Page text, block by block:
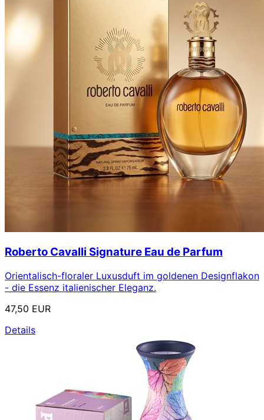
Roberto Cavalli Signature Eau de Parfum
Orientalisch-floraler Luxusduft im goldenen Designflakon
- die Essenz italienischer Eleganz.
47,50 EUR
Details